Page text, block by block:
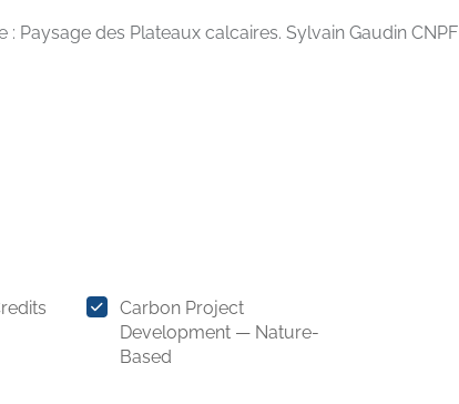
Paysage des Plateaux calcaires. Sylvain Gaudin CNPF
Carbon Project
Development — Nature-
Based